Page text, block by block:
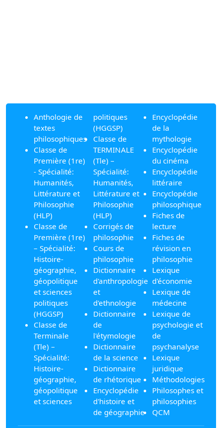
Anthologie de
textes
philosophiques
Classe de
Première (1re)
- Spécialité:
Humanités,
Littérature et
Philosophie
(HLP)
Classe de
Première (1re)
– Spécialité:
Histoire-
géographie,
géopolitique
et sciences
politiques
(HGGSP)
Classe de
Terminale
(Tle) –
Spécialité:
Histoire-
géographie,
géopolitique
et sciences
politiques
(HGGSP)
Classe de
TERMINALE
(Tle) –
Spécialité:
Humanités,
Littérature et
Philosophie
(HLP)
Corrigés de
philosophie
Cours de
philosophie
Dictionnaire
d'anthropologie
et
d'ethnologie
Dictionnaire
de
l'étymologie
Dictionnaire
de la science
Dictionnaire
de rhétorique
Encyclopédie
d'histoire et
de géographie
Encyclopédie
de la
mythologie
Encyclopédie
du cinéma
Encyclopédie
littéraire
Encyclopédie
philosophique
Fiches de
lecture
Fiches de
révision en
philosophie
Lexique
d'économie
Lexique de
médecine
Lexique de
psychologie et
de
psychanalyse
Lexique
juridique
Méthodologies
Philosophes et
philosophies
QCM